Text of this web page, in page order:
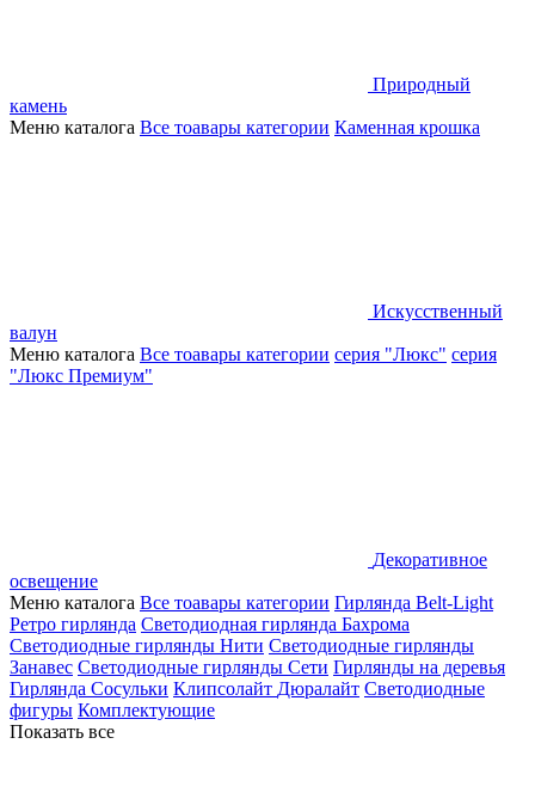
Природный
камень
Меню каталога Все тоавары категории Каменная крошка
Искусственный
валун
Меню каталога Все тоавары категории серия "Люкс" серия
"Люкс Премиум"
Декоративное
освещение
Меню каталога Все тоавары категории Гирлянда Belt-Light
Ретро гирлянда Светодиодная гирлянда Бахрома
Светодиодные гирлянды Нити Светодиодные гирлянды
Занавес Светодиодные гирлянды Сети Гирлянды на деревья
Гирлянда Сосульки Клипсолайт Дюралайт Светодиодные
фигуры Комплектующие
Показать все